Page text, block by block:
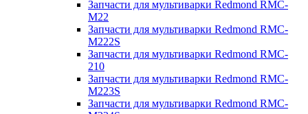
Запчасти для мультиварки Redmond RMC-
M22
Запчасти для мультиварки Redmond RMC-
M222S
Запчасти для мультиварки Redmond RMC-
210
Запчасти для мультиварки Redmond RMC-
M223S
Запчасти для мультиварки Redmond RMC-